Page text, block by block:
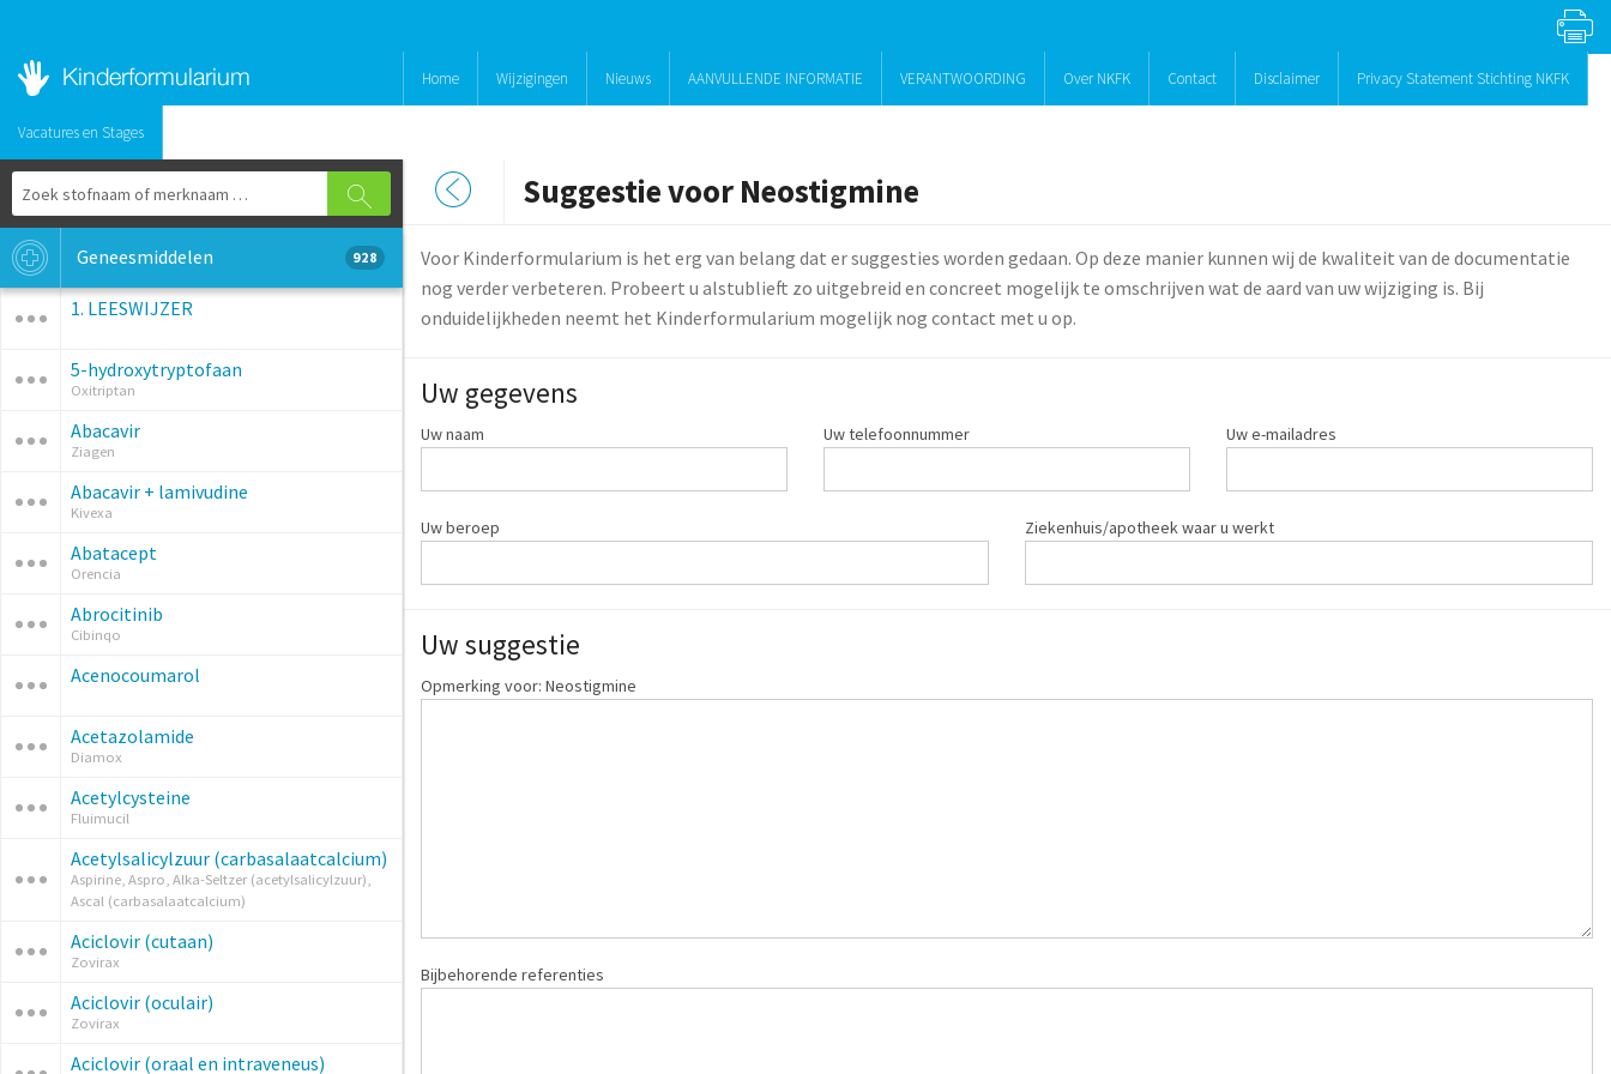
Home Wijzigingen Nieuws AANVULLENDE INFORMATIE VERANTWOORDING Over NKFK Contact Disclaimer Privacy Statement Stichting NKFK
Vacatures en Stages
Geneesmiddelen 928
1. LEESWIJZER
5-hydroxytryptofaan
Oxitriptan
Abacavir
Ziagen
Abacavir + lamivudine
Kivexa
Abatacept
Orencia
Abrocitinib
Cibinqo
Acenocoumarol
Acetazolamide
Diamox
Acetylcysteine
Fluimucil
Acetylsalicylzuur (carbasalaatcalcium)
Aspirine, Aspro, Alka-Seltzer (acetylsalicylzuur),
Ascal (carbasalaatcalcium)
Aciclovir (cutaan)
Zovirax
Aciclovir (oculair)
Zovirax
Aciclovir (oraal en intraveneus)
Suggestie voor Neostigmine
Voor Kinderformularium is het erg van belang dat er suggesties worden gedaan. Op deze manier kunnen wij de kwaliteit van de documentatie
nog verder verbeteren. Probeert u alstublieft zo uitgebreid en concreet mogelijk te omschrijven wat de aard van uw wijziging is. Bij
onduidelijkheden neemt het Kinderformularium mogelijk nog contact met u op.
Uw gegevens
Uw naam Uw telefoonnummer Uw e-mailadres
Uw beroep Ziekenhuis/apotheek waar u werkt
Uw suggestie
Opmerking voor: Neostigmine
Bijbehorende referenties